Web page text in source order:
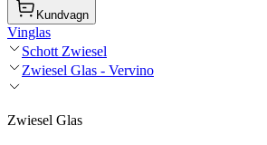
Kundvagn
Vinglas
Schott Zwiesel
Zwiesel Glas - Vervino
Zwiesel Glas